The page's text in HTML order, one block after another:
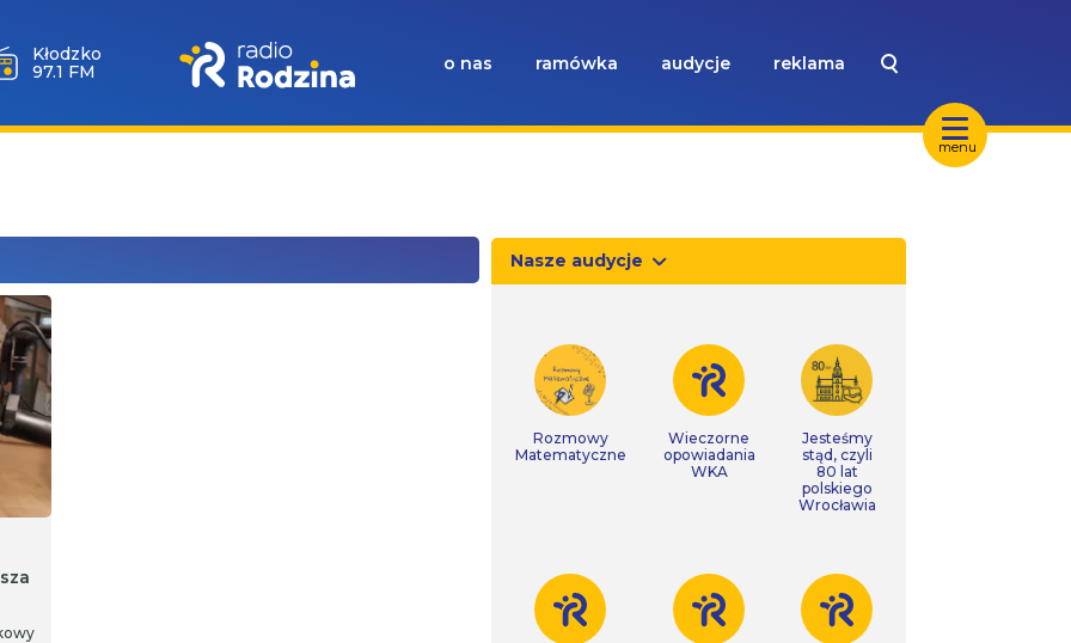
menu
Wołów
99.6 FM
o nas ramówka audycje reklama
Nasze audycje
Rozmowy
Matematyczne
Wieczorne
opowiadania
WKA
Jesteśmy
stąd, czyli
80 lat
polskiego
Wrocławia